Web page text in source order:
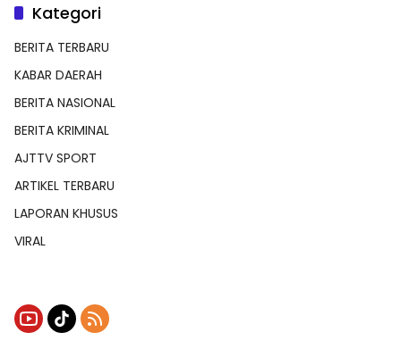
Kategori
BERITA TERBARU
KABAR DAERAH
BERITA NASIONAL
BERITA KRIMINAL
AJTTV SPORT
ARTIKEL TERBARU
LAPORAN KHUSUS
VIRAL